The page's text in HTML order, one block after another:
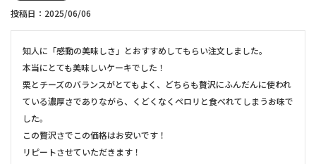
投稿日 2025/06/06
知人に「感動の美味しさ」とおすすめしてもらい注文しました。
本当にとても美味しいケーキでした！
栗とチーズのバランスがとてもよく、どちらも贅沢にふんだんに使われ
ている濃厚さでありながら、くどくなくペロリと食べれてしまうお味で
した。
この贅沢さでこの価格はお安いです！
リピートさせていただきます！